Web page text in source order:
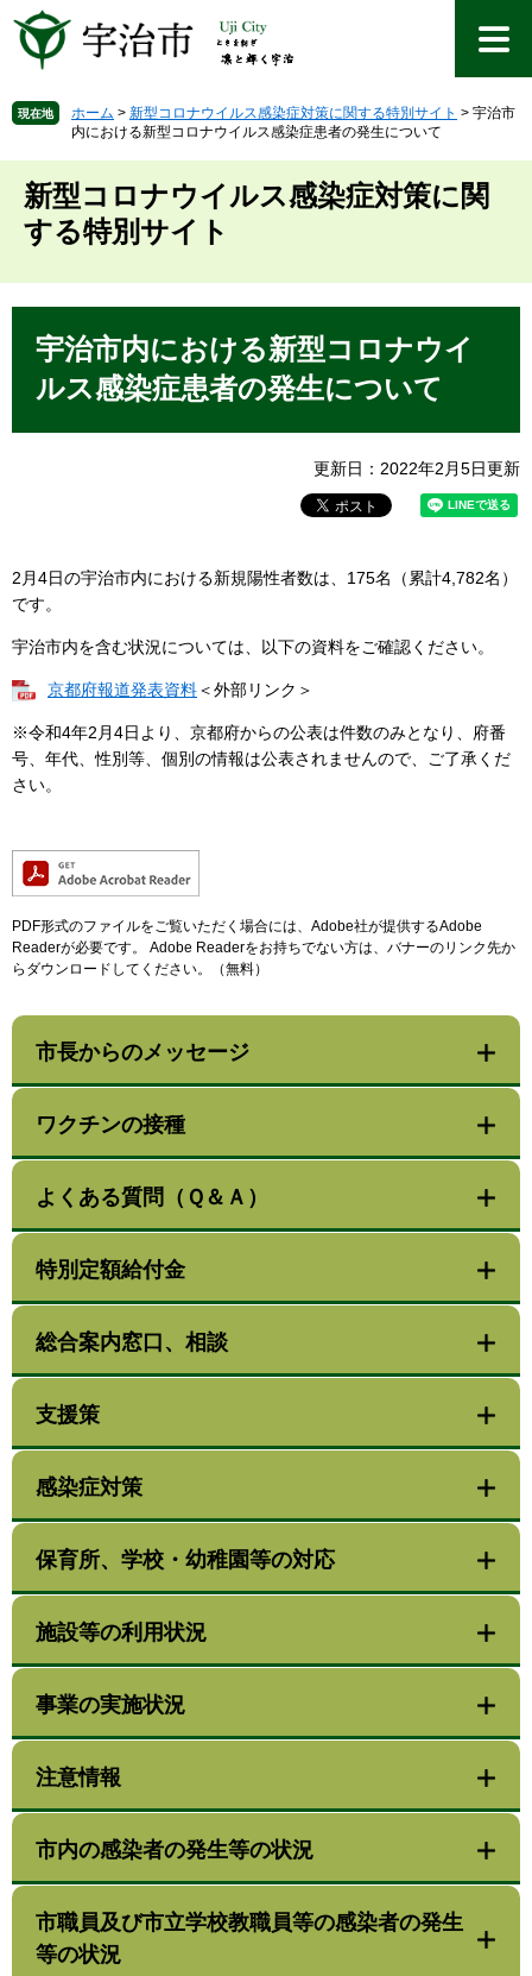
先
で
を
ば
へ
現在地 ホーム > 新型コロナウイルス感染症対策に関する特別サイト > 宇治市
内における新型コロナウイルス感染症患者の発生について
新型コロナウイルス感染症対策に関
する特別サイト
宇治市内における新型コロナウイ
ルス感染症患者の発生について
更新日：2022年2月5日更新
2月4日の宇治市内における新規陽性者数は、175名（累計4,782名）
です。
宇治市内を含む状況については、以下の資料をご確認ください。
京都府報道発表資料＜外部リンク＞
※令和4年2月4日より、京都府からの公表は件数のみとなり、府番
号、年代、性別等、個別の情報は公表されませんので、ご了承くだ
さい。
PDF形式のファイルをご覧いただく場合には、Adobe社が提供するAdobe
Readerが必要です。
Adobe Readerをお持ちでない方は、バナーのリンク先か
らダウンロードしてください。（無料）
市長からのメッセージ
ワクチンの接種
よくある質問（Ｑ＆Ａ）
特別定額給付金
総合案内窓口、相談
支援策
感染症対策
保育所、学校・幼稚園等の対応
施設等の利用状況
事業の実施状況
注意情報
市内の感染者の発生等の状況
市職員及び市立学校教職員等の感染者の発生
等の状況